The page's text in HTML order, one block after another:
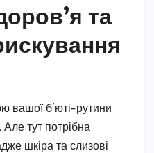
та
вашої б’юті-рутини
Але тут потрібна
шкіра та слизові